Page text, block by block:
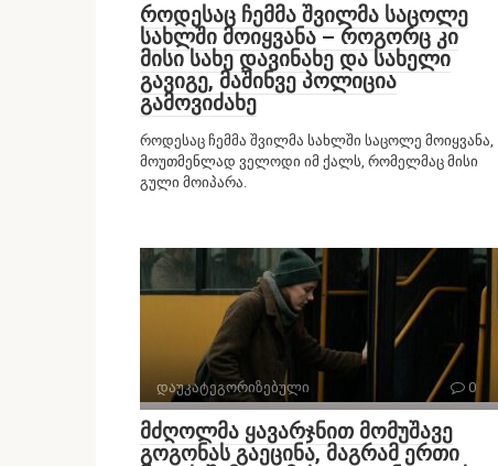
როდესაც ჩემმა შვილმა საცოლე
სახლში მოიყვანა – როგორც კი
მისი სახე დავინახე და სახელი
გავიგე, მაშინვე პოლიცია
გამოვიძახე
როდესაც ჩემმა შვილმა სახლში საცოლე მოიყვანა,
მოუთმენლად ველოდი იმ ქალს, რომელმაც მისი
გული მოიპარა.
დაუკატეგორიზებული 0
მძღოლმა ყავარჯნით მომუშავე
გოგონას გაეცინა, მაგრამ ერთი